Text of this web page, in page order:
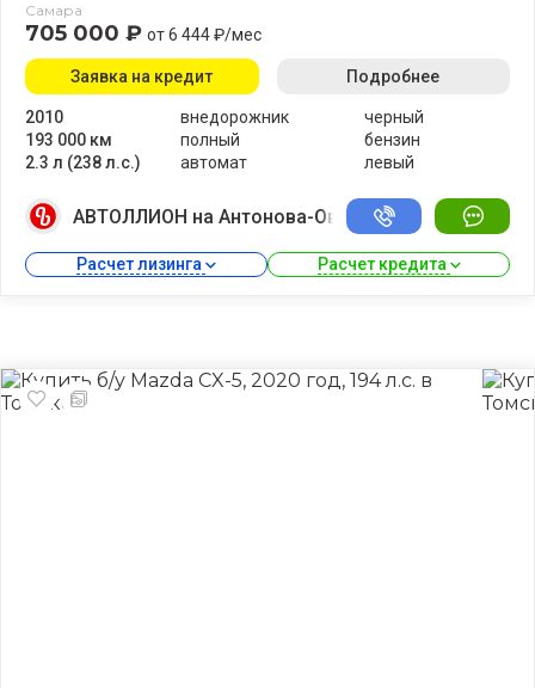
Самара
705 000 ₽ от 6 444 ₽/мес
2010
193 000 км
2.3 л (238 л.с.)
внедорожник
полный
автомат
черный
бензин
левый
Заявка на кредит Подробнее
АВТОЛЛИОН на Антонова-Овсеенко
Расчет лизинга Расчет кредита